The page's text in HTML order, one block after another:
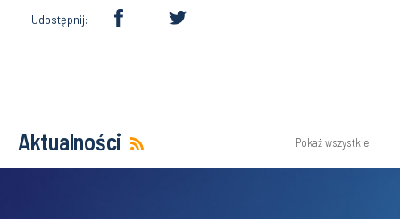
Udostępnij:
Aktualności Pokaż wszystkie